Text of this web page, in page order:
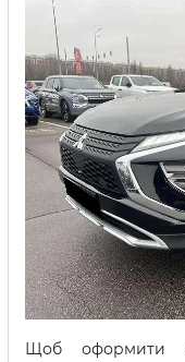
Щоб оформити